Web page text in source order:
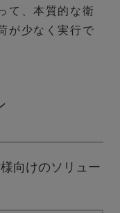
て、本質的な衛
が少なく実行で
向けのソリュー